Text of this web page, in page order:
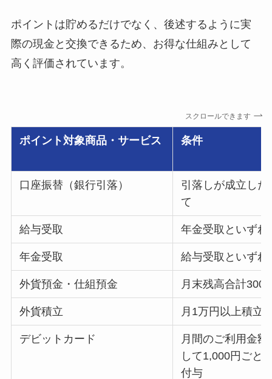
ポイントは貯めるだけでなく、後述するように実
際の現金と交換できるため、お得な仕組みとして
高く評価されています。
スクロールできます
ポイント対象商品・サービス 条件
口座振替（銀行引落）
引落しが成立した
て
給与受取 年金受取といずれ
年金受取 給与受取といずれ
外貨預金・仕組預金 月末残高合計300
外貨積立 月1万円以上積立
デビットカード
月間のご利用金
して1,000円ごと
付与